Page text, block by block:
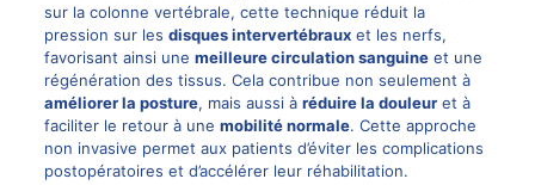
sur la colonne vertébrale, cette technique réduit la
pression sur les disques intervertébrauxet les nerfs,
favorisant ainsi une meilleure circulation sanguineet une
régénération des tissus. Cela contribue non seulement à
améliorer la posture, mais aussi à réduire la douleuret à
faciliter le retour à une mobilité normale. Cette approche
non invasive permet aux patients d’éviter les complications
postopératoires et d’accélérer leur réhabilitation.